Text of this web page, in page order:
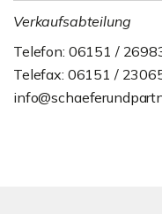
Verkaufsabteilung
Telefon: 06151 /
Telefax: 06151 /